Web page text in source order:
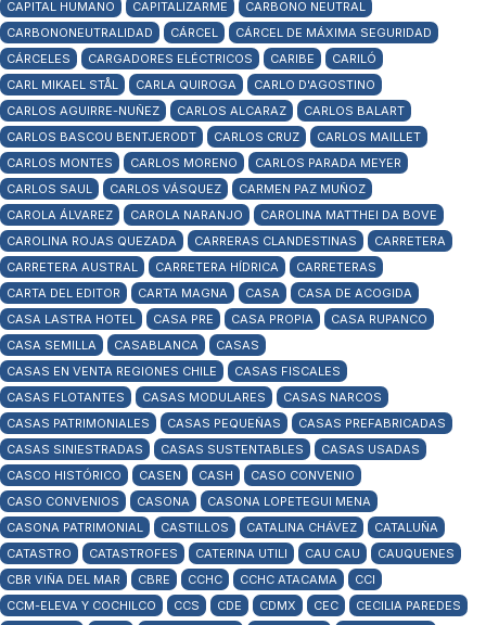
CAPITAL HUMANO CAPITALIZARME
CARBONO NEUTRAL
CARBONONEUTRALIDAD
CÁRCEL
CÁRCEL DE MÁXIMA SEGURIDAD
CÁRCELES
CARGADORES ELÉCTRICOS CARIBE
CARILÓ
CARL MIKAEL STÅL
CARLA QUIROGA
CARLO D'AGOSTINO
CARLOS AGUIRRE-NUÑEZ
CARLOS ALCARAZ
CARLOS BALART
CARLOS BASCOU BENTJERODT
CARLOS CRUZ
CARLOS MAILLET
CARLOS MONTES
CARLOS MORENO
CARLOS PARADA MEYER
CARLOS SAUL
CARLOS VÁSQUEZ
CARMEN PAZ MUÑOZ
CAROLA ÁLVAREZ
CAROLA NARANJO
CAROLINA MATTHEI DA BOVE
CAROLINA ROJAS QUEZADA
CARRERAS CLANDESTINAS
CARRETERA
CARRETERA AUSTRAL
CARRETERA HÍDRICA
CARRETERAS
CARTA DEL EDITOR
CARTA MAGNA CASA
CASA DE ACOGIDA
CASA LASTRA HOTEL
CASA PRE CASA PROPIA
CASA RUPANCO
CASA SEMILLA
CASABLANCA
CASAS
CASAS EN VENTA REGIONES CHILE
CASAS FISCALES
CASAS FLOTANTES
CASAS MODULARES
CASAS NARCOS
CASAS PATRIMONIALES
CASAS PEQUEÑAS
CASAS PREFABRICADAS
CASAS SINIESTRADAS
CASAS SUSTENTABLES
CASAS USADAS
CASCO HISTÓRICO
CASEN CASH
CASO CONVENIO
CASO CONVENIOS
CASONA
CASONA LOPETEGUI MENA
CASONA PATRIMONIAL
CASTILLOS CATALINA CHÁVEZ
CATALUÑA
CATASTRO
CATASTROFES CATERINA UTILI CAU CAU
CAUQUENES
CBR VIÑA DEL MAR
CBRE CCHC CCHC ATACAMA
CCI
CCM-ELEVA Y COCHILCO
CCS CDE CDMX CEC
CECILIA PAREDES